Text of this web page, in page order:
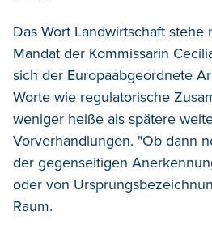
Das Wort Landwirtschaft stehe
Mandat der Kommissarin
sich der Europaabgeordnete
Worte wie regulatorische
weniger heiße als spätere
Vorverhandlungen. "Ob dann
der gegenseitigen
oder von
Raum.